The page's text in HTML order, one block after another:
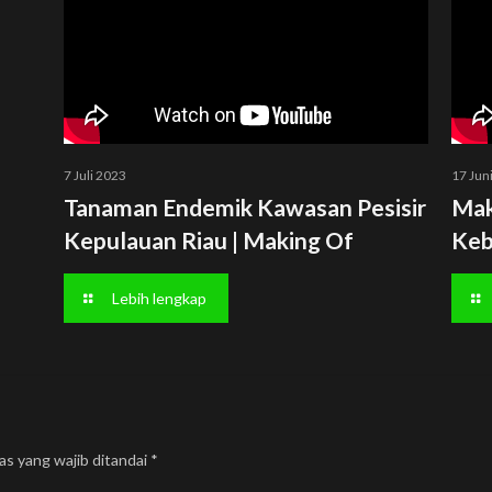
7 Juli 2023
Tanaman Endemik Kawasan Pesisir
Kepulauan Riau | Making Of
Lebih lengkap
17
yang wajib ditandai *